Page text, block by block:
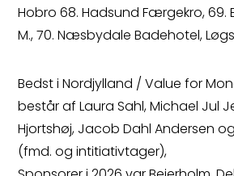
Hobro 68. Hadsund Færgekro, 69.
M., 70. Næsbydale Badehotel,
Bedst i Nordjylland / Value for
består af Laura Sahl, Michael Jul
Hjortshøj, Jacob Dahl Andersen
(fmd. og intitiativtager),